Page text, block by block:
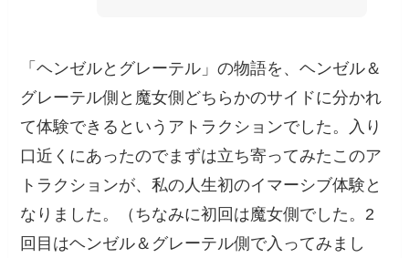
「ヘンゼルとグレーテル」の物語を、ヘンゼル＆
グレーテル側と魔女側どちらかのサイドに分かれ
て体験できるというアトラクションでした。入り
口近くにあったのでまずは立ち寄ってみたこのア
トラクションが、私の人生初のイマーシブ体験と
なりました。（ちなみに初回は魔女側でした。2
回目はヘンゼル＆グレーテル側で入ってみまし